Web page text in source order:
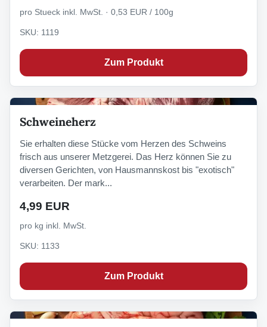
pro Stueck inkl. MwSt. · 0,53 EUR / 100g
SKU: 1119
Zum Produkt
Schweineherz
Sie erhalten diese Stücke vom Herzen des Schweins
frisch aus unserer Metzgerei. Das Herz können Sie zu
diversen Gerichten, von Hausmannskost bis "exotisch"
verarbeiten. Der mark...
4,99 EUR
pro kg inkl. MwSt.
SKU: 1133
Zum Produkt